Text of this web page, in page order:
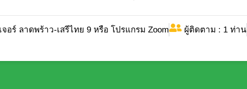
อร์ ลาดพร้าว-เสรีไทย 9 หรือ โปรแกรม Zoom ผู้ติดตาม : 1 ท่าน